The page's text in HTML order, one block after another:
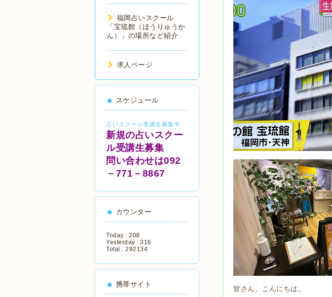
皆さん、こんにちは。
福岡占いスクール
「宝琉館（ほうりゅうか
ん）」の場所など紹介
求人ページ
スケジュール
占いスクール受講生募集中
新規の占いスクー
ル受講生募集
問い合わせは092
－771－8867
カウンター
Today : 208
Yesterday : 316
Total : 292134
携帯サイト